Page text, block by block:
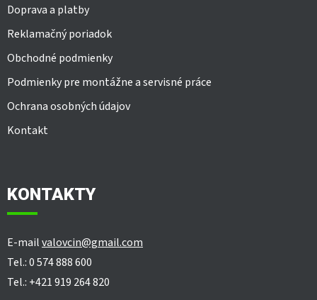
Doprava a platby
Reklamačný poriadok
Obchodné podmienky
Podmienky pre montážne a servisné práce
Ochrana osobných údajov
Kontakt
KONTAKTY
E-mailvalovcin@gmail.com
Tel.: 0 574 888 600
Tel.: +421 919 264 820